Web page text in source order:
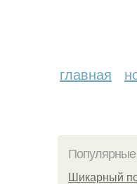
главная
Шикарный